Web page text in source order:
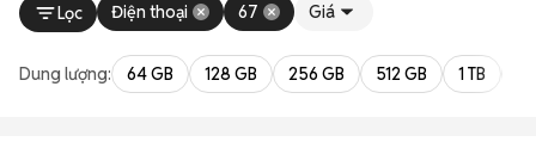
Lọc Điện thoại 67 Giá
Dung lượng: 64 GB 128 GB 256 GB 512 GB 1 TB